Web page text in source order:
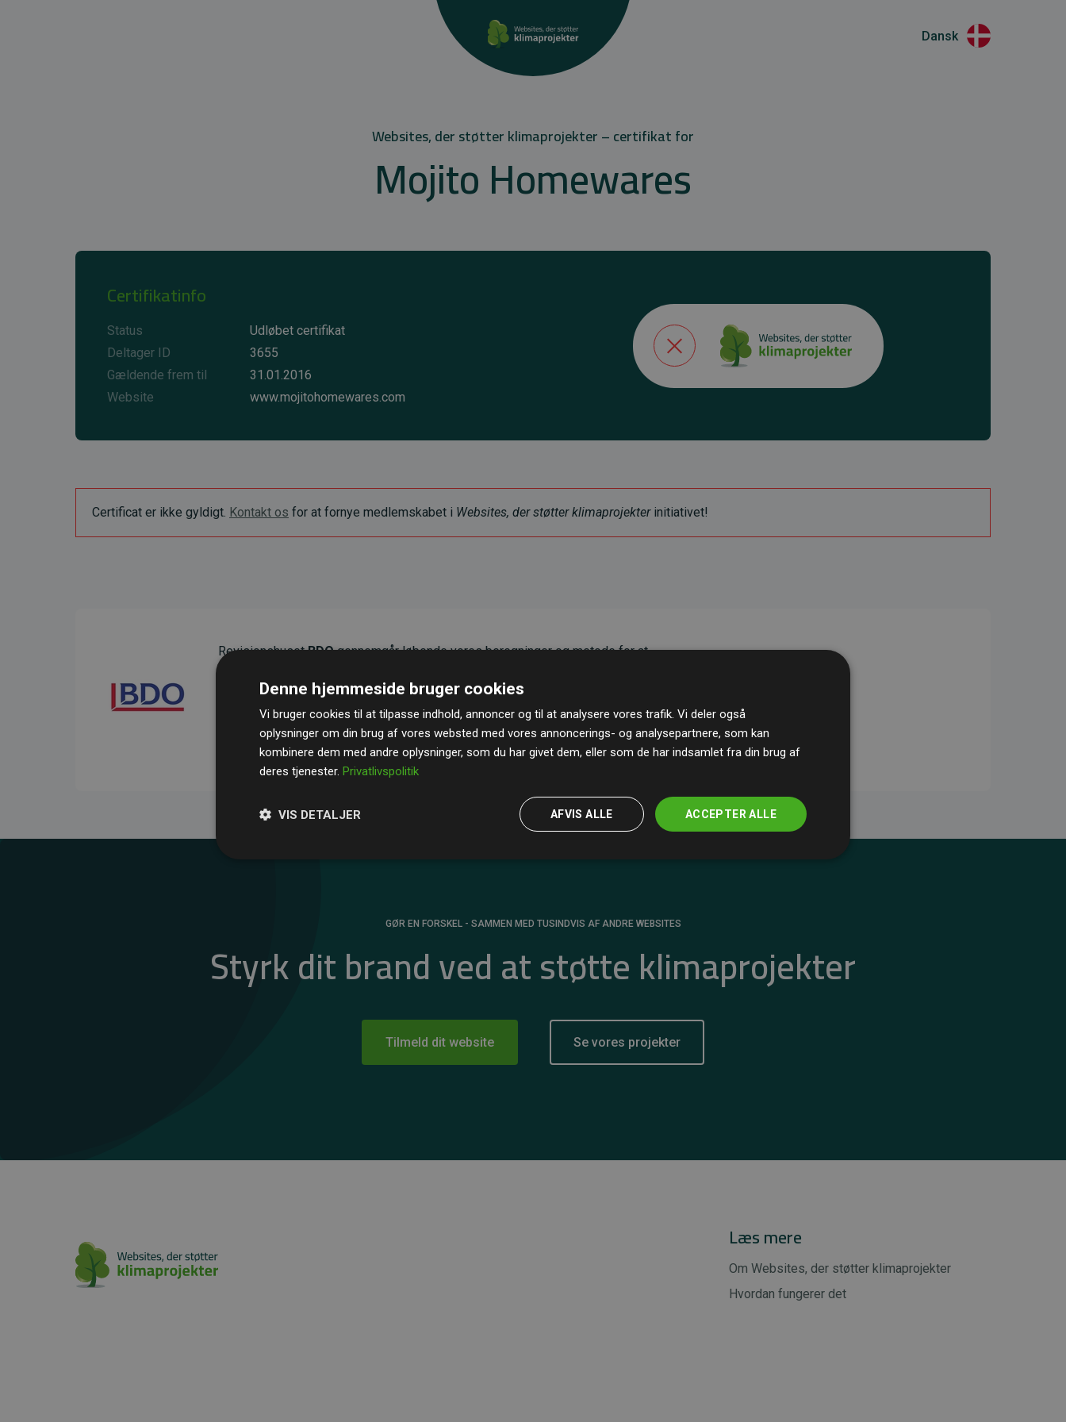
Dansk
Websites, der støtter klimaprojekter – certifikat for
Mojito Homewares
Certifikatinfo
Status
Udløbet certifikat
Deltager ID
3655
Gældende frem til
31.01.2016
Website
www.mojitohomewares.com
Certificat er ikke gyldigt. Kontakt os for at fornye medlemskabet i Websites, der støtter klimaprojekterinitiativet!
RevisionshusetBDOgennemgår løbende vores beregninger og metode for at
gennemsnit kompenserer for
200% af medlemmernes websites estimerede
CO₂-udledninger .
GØR EN FORSKEL - SAMMEN MED TUSINDVIS AF ANDRE WEBSITES
Styrk dit brand ved at støtte klimaprojekter
Tilmeld dit website Se vores projekter
Læs mere
Om Websites, der støtter klimaprojekter
Hvordan fungerer det
Denne hjemmeside bruger cookies
Vi bruger cookies til at tilpasse indhold, annoncer og til at analysere vores trafik. Vi deler også
oplysninger om din brug af vores websted med vores annoncerings- og analysepartnere, som kan
kombinere dem med andre oplysninger, som du har givet dem, eller som de har indsamlet fra din brug af
deres tjenester. Privatlivspolitik
ACCEPTER ALLE
AFVIS ALLE
VIS DETALJER